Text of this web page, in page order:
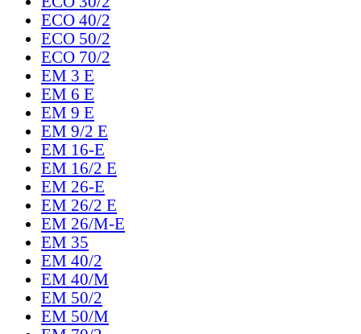
ECO 40/2
ECO 50/2
ECO 70/2
EM 3 E
EM 6 E
EM 9 E
EM 9/2 E
EM 16-E
EM 16/2 E
EM 26-E
EM 26/2 E
EM 26/M-E
EM 35
EM 40/2
EM 40/M
EM 50/2
EM 50/M